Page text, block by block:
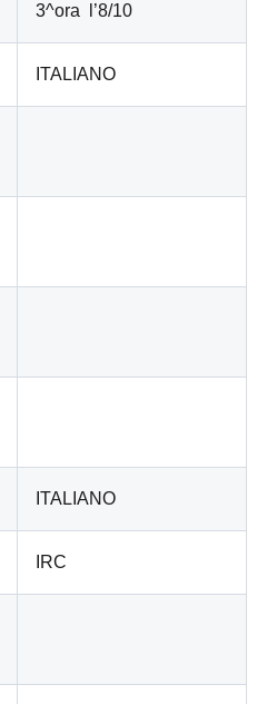
3^ora l’8/10
ITALIANO
ITALIANO
IRC